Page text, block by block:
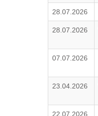
28.07.2026
28.07.2026
07.07.2026
23.04.2026
22.07.2026